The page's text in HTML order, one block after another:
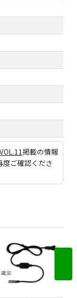
掲載の情報
ご確認くださ